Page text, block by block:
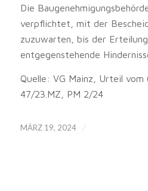
Die
verpflichtet, mit der
zuzuwarten, bis der
entgegenstehende
Quelle: VG Mainz, Urteil vom
47/23.MZ, PM 2/24
MÄRZ 19, 2024 /